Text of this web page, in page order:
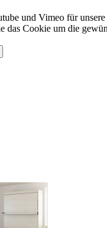
und Vimeo für
das Cookie um die